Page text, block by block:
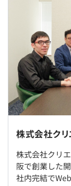
■ 日本酒ボトル
日本酒のボトル
柄を特定し、そ
酒の酒蔵の情報
を行いました。
AWSサービス:
言語: Python,
DB:DynamoDB
■ クラフトビー
ビヤ樽の残量や
- 基本的にはリ
方に限ります）
- 月1回程度出社
- ご希望の場合
- 基本給：約
- 固定残業代：
は別途支給）
- 決算賞与：年2
- その他定額手
（※想定年収
- フレックスタイ
- 所定労働時間
- コアタイム：
株式会社ク
株式会社クリ
阪で創業した
社内完結で